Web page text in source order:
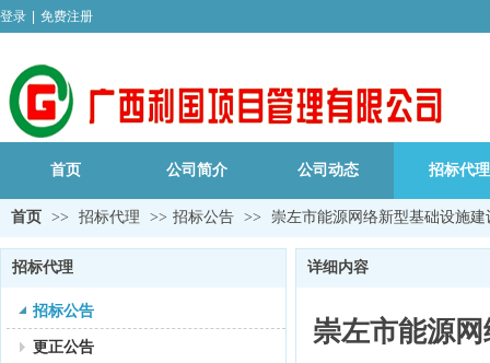
登录 免费注册
首页 公司简介 公司动态 招标代理
首页 >> 招标代理 >> 招标公告 >> 崇左市能源网络新型基础设施
招标代理
招标公告
更正公告
详细内容
崇左市能源